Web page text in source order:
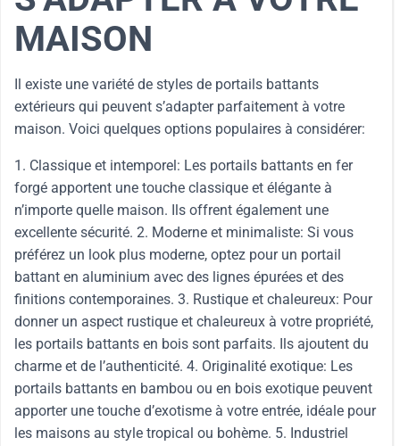
MAISON
Il existe une variété de styles de portails battants
extérieurs qui peuvent s’adapter parfaitement à votre
maison. Voici quelques options populaires à considérer:
1. Classique et intemporel: Les portails battants en fer
forgé apportent une touche classique et élégante à
n’importe quelle maison. Ils offrent également une
excellente sécurité. 2. Moderne et minimaliste: Si vous
préférez un look plus moderne, optez pour un portail
battant en aluminium avec des lignes épurées et des
finitions contemporaines. 3. Rustique et chaleureux: Pour
donner un aspect rustique et chaleureux à votre propriété,
les portails battants en bois sont parfaits. Ils ajoutent du
charme et de l’authenticité. 4. Originalité exotique: Les
portails battants en bambou ou en bois exotique peuvent
apporter une touche d’exotisme à votre entrée, idéale pour
les maisons au style tropical ou bohème. 5. Industriel